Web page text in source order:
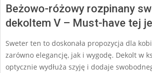
Beżowo-różowy rozpinany
dekoltem V – Must-have tej
Sweter ten to doskonała propozycja dla
zarówno elegancję, jak i wygodę. Dekolt w
optycznie wydłuża szyję i dodaje